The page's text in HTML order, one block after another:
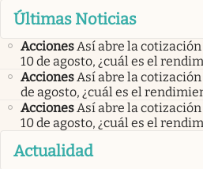
Últimas Noticias
AccionesAsí abre la
10 de agosto, ¿cuál es el
AccionesAsí abre la
de agosto, ¿cuál es el
AccionesAsí abre la
10 de agosto, ¿cuál es el
Actualidad